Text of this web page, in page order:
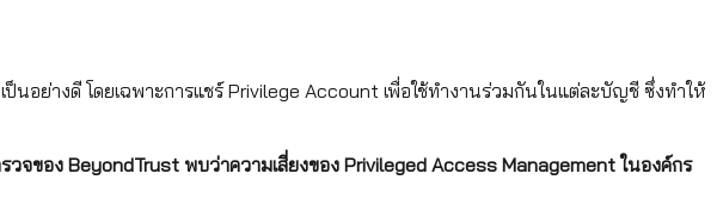
อย่างดี โดยเฉพาะการแชร์ Privilege Account เพื่อใช้ทำงานร่วมกันในแต่ละบัญชี ซึ่งทำให้
จของ BeyondTrust พบว่าความเสี่ยงของ Privileged Access Management ในองค์กร